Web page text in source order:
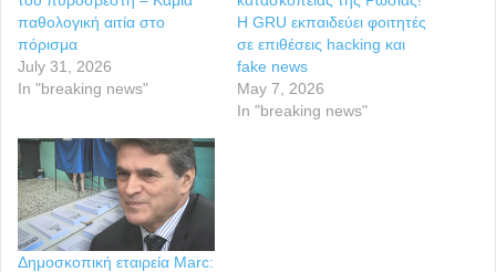
παθολογική αιτία στο
πόρισμα
July 31, 2026
In "breaking news"
Η GRU εκπαιδεύει φοιτητές
σε επιθέσεις hacking και
fake news
May 7, 2026
In "breaking news"
Δημοσκοπική εταιρεία Marc: